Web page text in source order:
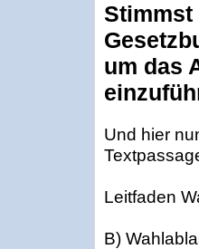
Stimmst
um das
Und hier
Leitfaden
B)